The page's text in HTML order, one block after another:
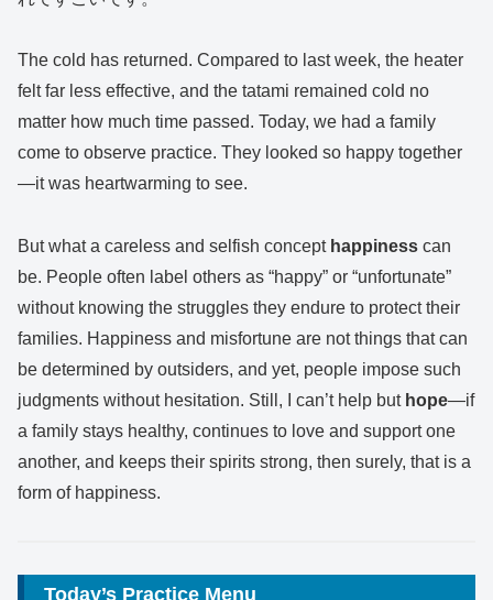
The cold has returned. Compared to last week, the heater
felt far less effective, and the tatami remained cold no
matter how much time passed. Today, we had a family
come to observe practice. They looked so happy together
—it was heartwarming to see.
But what a careless and selfish concept happiness can
be. People often label others as “happy” or “unfortunate”
without knowing the struggles they endure to protect their
families. Happiness and misfortune are not things that can
be determined by outsiders, and yet, people impose such
judgments without hesitation. Still, I can’t help but hope—if
a family stays healthy, continues to love and support one
another, and keeps their spirits strong, then surely, that is a
form of happiness.
Today’s Practice Menu